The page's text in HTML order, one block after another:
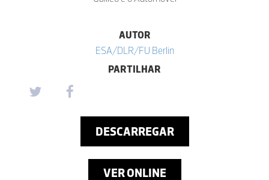
AUTOR
ESA/DLR/FU Berlin
PARTILHAR
DESCARREGAR
VER ONLINE